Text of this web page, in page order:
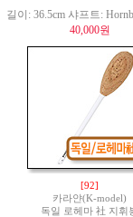
길이: 36.5cm 샤프트:
40,000원
[92]
카라얀(K-model)
독일 로헤마 社 지휘